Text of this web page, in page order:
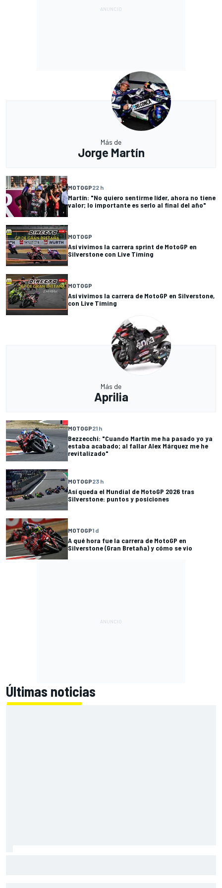
Más de
Jorge Martín
MOTOGP22 h
Martín: "No quiero sentirme líder, ahora no tiene
valor; lo importante es serlo al final del año"
MOTOGP
Así vivimos la carrera sprint de MotoGP en
Silverstone con Live Timing
MOTOGP
Así vivimos la carrera de MotoGP en Silverstone,
con Live Timing
Más de
Aprilia
MOTOGP21 h
Bezzecchi: "Cuando Martín me ha pasado yo ya
estaba acabado; al fallar Alex Márquez me he
revitalizado"
MOTOGP23 h
Así queda el Mundial de MotoGP 2026 tras
Silverstone: puntos y posiciones
MOTOGP1 d
A qué hora fue la carrera de MotoGP en
Silverstone (Gran Bretaña) y cómo se vio
Últimas noticias